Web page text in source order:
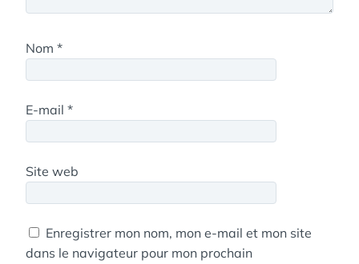
Nom *
E-mail *
Site web
Enregistrer mon nom, mon e-mail et mon site
dans le navigateur pour mon prochain